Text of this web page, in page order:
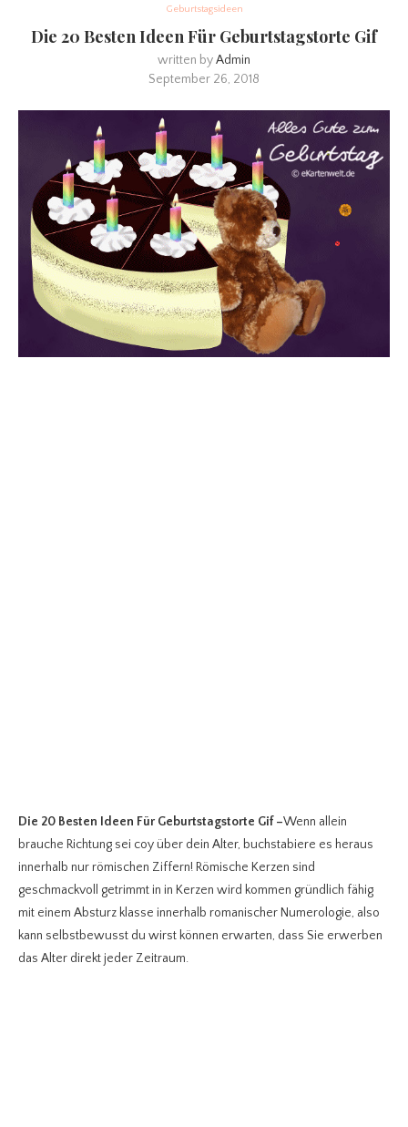
Geburtstagsideen
Die 20 Besten Ideen Für Geburtstagstorte Gif
written byAdmin
September 26, 2018
Die 20 Besten Ideen Für Geburtstagstorte Gif –Wenn allein
brauche Richtung sei coy über dein Alter, buchstabiere es heraus
innerhalb nur römischen Ziffern! Römische Kerzen sind
geschmackvoll getrimmt in in Kerzen wird kommen gründlich fähig
mit einem Absturz klasse innerhalb romanischer Numerologie, also
kann selbstbewusst du wirst können erwarten, dass Sie erwerben
das Alter direkt jeder Zeitraum.